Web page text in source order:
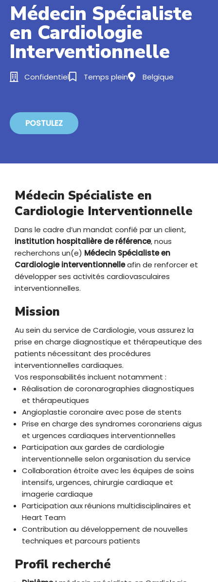
Médecin Spécialiste
en Cardiologie
Interventionnelle
Confidentiel Temps plein Belgique
POSTULEZ
Médecin Spécialiste en
Cardiologie Interventionnelle
Dans le cadre d’un mandat confié par un client,
institution hospitalière de référence, nous
recherchons un(e) Médecin Spécialiste en
Cardiologie interventionnelleafin de renforcer et
développer ses activités cardiovasculaires
interventionnelles.
Mission
Au sein du service de Cardiologie, vous assurez la
prise en charge diagnostique et thérapeutique des
patients nécessitant des procédures
interventionnelles cardiaques.
Vos responsabilités incluent notamment :
Réalisation de coronarographies diagnostiques
et thérapeutiques
Angioplastie coronaire avec pose de stents
Prise en charge des syndromes coronariens aigus
et urgences cardiaques interventionnelles
Participation aux gardes de cardiologie
interventionnelle selon organisation du service
Collaboration étroite avec les équipes de soins
intensifs, urgences, chirurgie cardiaque et
imagerie cardiaque
Participation aux réunions multidisciplinaires et
Heart Team
Contribution au développement de nouvelles
techniques et parcours patients
Profil recherché